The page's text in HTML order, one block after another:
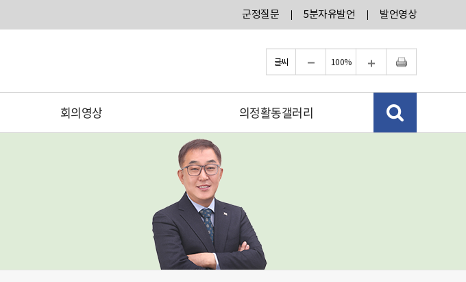
군정질문 5분자유발언 발언영상
글씨 100%
확대 인쇄
회의영상 의정활동갤러리
검색 열고
닫기